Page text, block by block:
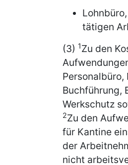
tätigen
(3) 1Zu den
Buchführung,
Werkschutz
2Zu den
für Kantine
der
nicht